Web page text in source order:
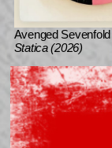
Avenged Sevenfold
Statica (2026)